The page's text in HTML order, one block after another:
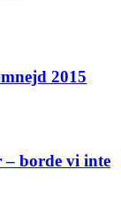
2015
borde vi inte